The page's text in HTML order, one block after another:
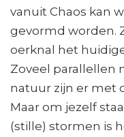
vanuit Chaos kan
gevormd worden.
oerknal het
Zoveel parallellen
natuur zijn er met
Maar om jezelf
(stille) stormen is